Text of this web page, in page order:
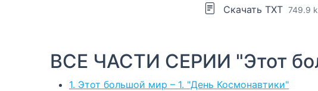
Скачать TXT 749.9
ВСЕ ЧАСТИ СЕРИИ "Этот
1. Этот большой мир – 1. "День Космонавтики"